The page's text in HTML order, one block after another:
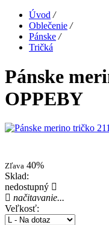
Úvod /
Oblečenie /
Pánske /
Tričká
Pánske
OPPEBY
Zľava 40%
Sklad:
nedostupný
načitavanie...
Veľkosť: